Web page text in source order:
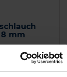
mm